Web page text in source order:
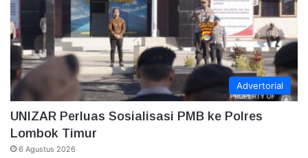
Advertorial
UNIZAR Perluas Sosialisasi PMB ke Polres
Lombok Timur
6 Agustus 2026